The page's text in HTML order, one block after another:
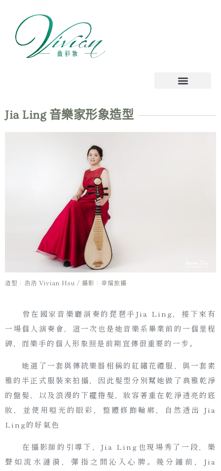
Jia Ling 音樂家形象造型
造型：浩浩 Vivian Hsu / 攝影：幸福旅攝
曾在國家音樂廳演奏的琵琶手Jia Ling，接下來有
一場個人演奏會，這一次也是她音樂系畢業前的一個里程
碑，而樂手的個人形象照是前期宣傳很重要的一步。
她選了一套與傳統樂器相稱的紅繡花禮服，與一套素
雅的半正式服裝來拍攝，因此髮型分別幫她做了典雅乾淨
的盤髮，以及浪漫的下襬捲髮，妝容著重在乾淨透亮的底
妝，並使用啞光的眼彩，整體修飾輪廓，自然透出 Jia
Ling的好氣色
在攝影師的引導下，Jia Ling也現場秀了一段，樂
聲如流水漣漪，彈指之間沁入心脾。幾分鐘前，Jia